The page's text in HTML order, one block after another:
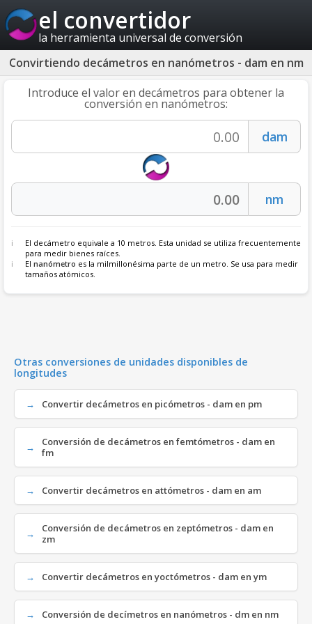
el convertidor
la herramienta universal de conversión
Convirtiendo decámetros en nanómetros - dam en nm
Introduce el valor en decámetros para obtener la
conversión en nanómetros:
El decámetro equivale a 10 metros. Esta unidad se utiliza frecuentemente
para medir bienes raíces.
El nanómetro es la milmillonésima parte de un metro. Se usa para medir
tamaños atómicos.
Otras conversiones de unidades disponibles de
longitudes
Convertir decámetros en picómetros - dam en pm
Conversión de decámetros en femtómetros - dam en
fm
Convertir decámetros en attómetros - dam en am
Conversión de decámetros en zeptómetros - dam en
zm
Convertir decámetros en yoctómetros - dam en ym
Conversión de decímetros en nanómetros - dm en nm